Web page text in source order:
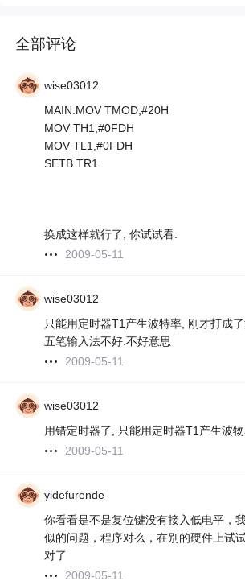
全部评论
wise03012
MAIN:MOV TMOD,#20H
MOV TH1,#0FDH
MOV TL1,#0FDH
SETB TR1
换成这样就行了, 你试试看.
2009-05-11
wise03012
只能用定时器T1产生波特率, 刚才打成
五笔输入法不好.不好意思
2009-05-11
wise03012
用错定时器了, 只能用定时器T1产生波
2009-05-11
yidefurende
你看看是不是复位键没有接入低电平，
似的问题，程序对么，在别的硬件上试
对了
2009-05-11